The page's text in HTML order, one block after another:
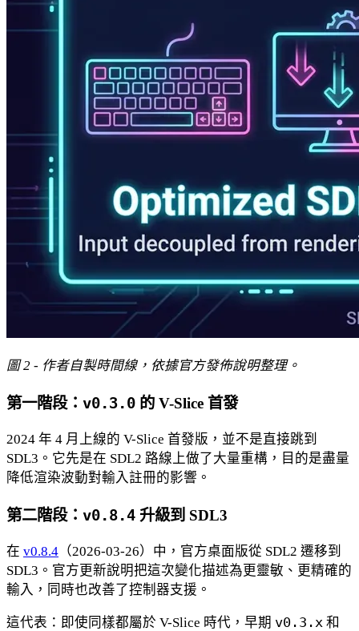
圖 2 - 作者自製時間線，依據官方發佈說明整理。
第一階段： v0.3.0 的 V-Slice 首發
2024 年 4 月上線的 V-Slice 首發版，並不是直接跳到
SDL3。它先是在 SDL2 路線上做了大量重構，目的是盡量
降低渲染波動對輸入註冊的影響。
第二階段： v0.8.4 升級到 SDL3
在 v0.8.4 （2026-03-26）中，官方桌面版從 SDL2 遷移到
SDL3。官方更新說明把這次變化描述為更靈敏、更精確的
輸入，同時也改善了控制器支援。
這代表：即使同樣都屬於 V-Slice 時代，早期 v0.3.x 和